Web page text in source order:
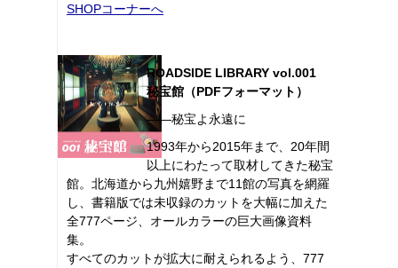
SHOPコーナーへ
ROADSIDE LIBRARY vol.001
秘宝館（PDFフォーマット）
――秘宝よ永遠に
1993年から2015年まで、20年間
以上にわたって取材してきた秘宝
館。北海道から九州嬉野まで11館の写真を網羅
し、書籍版では未収録のカットを大幅に加えた
全777ページ、オールカラーの巨大画像資料
集。
すべてのカットが拡大に耐えられるよう、777